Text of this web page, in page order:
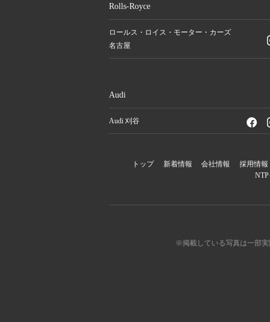
Rolls-Royce
ロールス・ロイス・モーター・カーズ
名古屋
Audi
Audi 刈谷
トップ 新着情報 会社情報 採用情報
※掲載している写真は一部実